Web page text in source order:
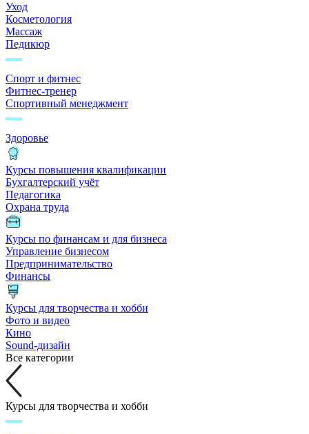
Уход
Косметология
Массаж
Педикюр
Спорт и фитнес
Фитнес-тренер
Спортивный менеджмент
Здоровье
Курсы повышения квалификации
Бухгалтерский учёт
Педагогика
Охрана труда
Курсы по финансам и для бизнеса
Управление бизнесом
Предпринимательство
Финансы
Курсы для творчества и хобби
Фото и видео
Кино
Sound-дизайн
Все категории
Курсы для творчества и хобби